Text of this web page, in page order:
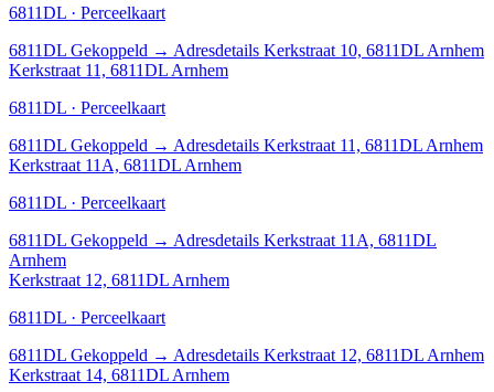
6811DL · Perceelkaart
6811DL Gekoppeld → Adresdetails Kerkstraat 10, 6811DL Arnhem
Kerkstraat 11, 6811DL Arnhem
6811DL · Perceelkaart
6811DL Gekoppeld → Adresdetails Kerkstraat 11, 6811DL Arnhem
Kerkstraat 11A, 6811DL Arnhem
6811DL · Perceelkaart
6811DL Gekoppeld → Adresdetails Kerkstraat 11A, 6811DL
Arnhem
Kerkstraat 12, 6811DL Arnhem
6811DL · Perceelkaart
6811DL Gekoppeld → Adresdetails Kerkstraat 12, 6811DL Arnhem
Kerkstraat 14, 6811DL Arnhem